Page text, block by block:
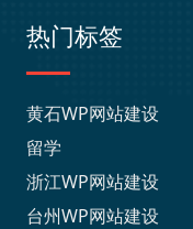
热门标签
黄石WP网站建设
留学
浙江WP网站建设
台州WP网站建设